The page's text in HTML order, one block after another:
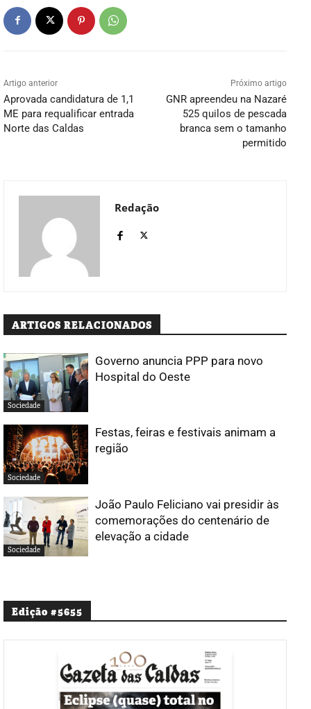
Artigo anterior
Aprovada candidatura de 1,1
ME para requalificar entrada
Norte das Caldas
Próximo artigo
GNR apreendeu na Nazaré
525 quilos de pescada
branca sem o tamanho
permitido
Redação
ARTIGOS RELACIONADOS
Sociedade
Governo anuncia PPP para novo
Hospital do Oeste
Sociedade
Festas, feiras e festivais animam a
região
Sociedade
João Paulo Feliciano vai presidir às
comemorações do centenário de
elevação a cidade
Edição #5655